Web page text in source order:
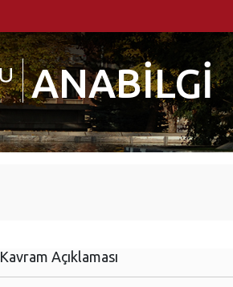
ANABİLGİ
Kavram Açıklaması